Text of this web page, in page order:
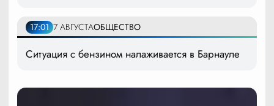
17:01 7 АВГУСТАОБЩЕСТВО
Ситуация с бензином налаживается в Барнауле